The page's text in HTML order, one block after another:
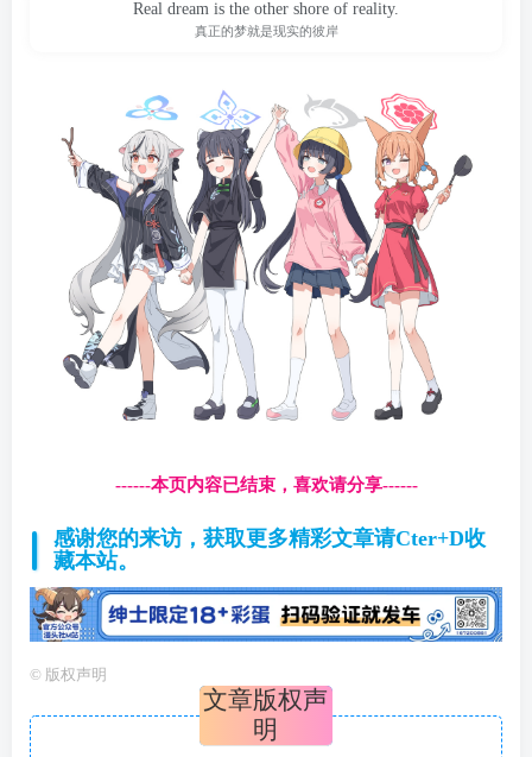
Real dream is the other shore of reality.
真正的梦就是现实的彼岸
------本页内容已结束，喜欢请分享------
感谢您的来访，获取更多精彩文章请Cter+D收
藏本站。
© 版权声明
文章版权声
明